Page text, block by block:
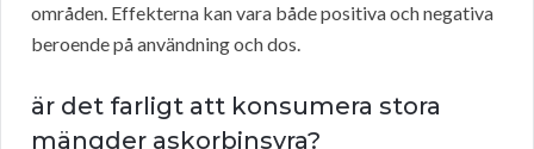
områden. Effekterna kan vara både positiva och negativa
beroende på användning och dos.
är det farligt att konsumera stora
mängder askorbinsyra?